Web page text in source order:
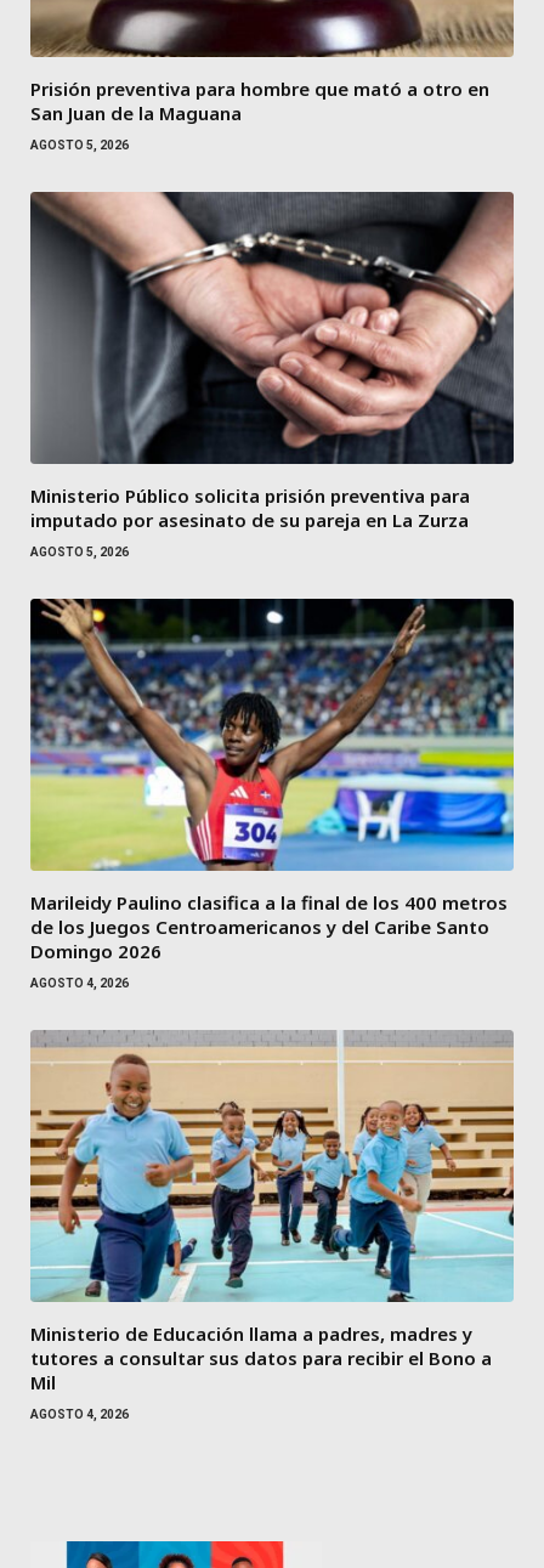
Prisión preventiva para hombre que mató a otro en
San Juan de la Maguana
AGOSTO 5, 2026
Ministerio Público solicita prisión preventiva para
imputado por asesinato de su pareja en La Zurza
AGOSTO 5, 2026
Marileidy Paulino clasifica a la final de los 400 metros
de los Juegos Centroamericanos y del Caribe Santo
Domingo 2026
AGOSTO 4, 2026
Ministerio de Educación llama a padres, madres y
tutores a consultar sus datos para recibir el Bono a
Mil
AGOSTO 4, 2026